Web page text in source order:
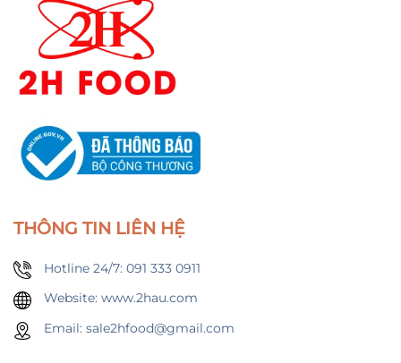
THÔNG TIN LIÊN HỆ
Hotline 24/7: 091 333 0911
Website: www.2hau.com
Email: sale2hfood@gmail.com